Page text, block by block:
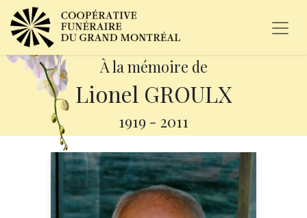
À la mémoire de
Lionel GROULX
1919 - 2011